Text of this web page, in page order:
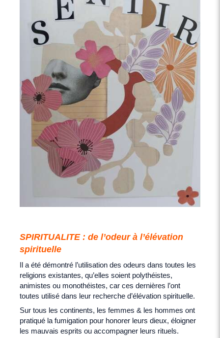
SPIRITUALITE : de l’odeur à l’élévation
spirituelle
Il a été démontré l’utilisation des odeurs dans toutes les
religions existantes, qu’elles soient polythéistes,
animistes ou monothéistes, car ces dernières l’ont
toutes utilisé dans leur recherche d’élévation spirituelle.
Sur tous les continents, les femmes & les hommes ont
pratiqué la fumigation pour honorer leurs dieux, éloigner
les mauvais esprits ou accompagner leurs rituels.